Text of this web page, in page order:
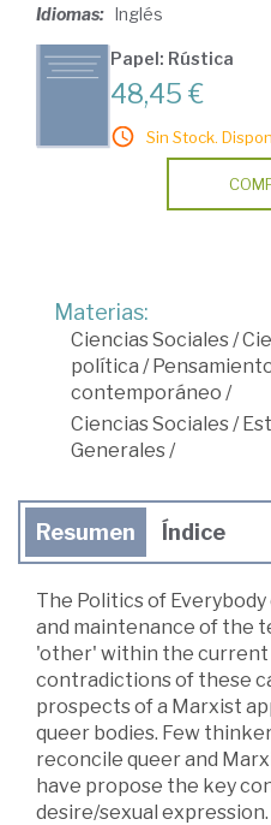
Idiomas: Inglés
Papel: Rústica
48,45 €
Sin Stock.
Materias:
Ciencias Sociales/
política /
contemporáneo /
Ciencias Sociales/
Generales/
Resumen Índice
The Politics of
and maintenance of the
'other' within the
contradictions of these
prospects of a Marxist
queer bodies. Few
reconcile queer and
have propose the key
desire/sexual